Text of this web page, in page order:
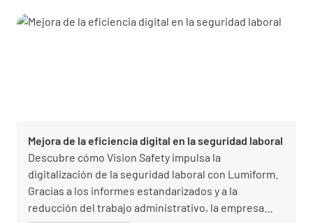
Mejora de la eficiencia digital en la seguridad laboral
Descubre cómo Vision Safety impulsa la
digitalización de la seguridad laboral con Lumiform.
Gracias a los informes estandarizados y a la
reducción del trabajo administrativo, la empresa